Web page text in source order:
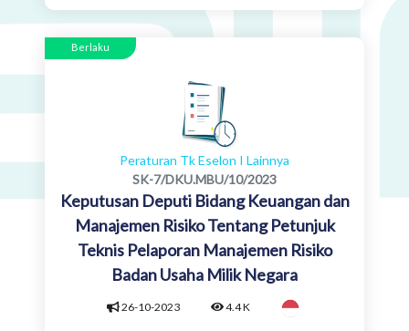
Berlaku
Peraturan Tk Eselon I Lainnya
SK-7/DKU.MBU/10/2023
Keputusan Deputi Bidang Keuangan dan
Manajemen Risiko Tentang Petunjuk
Teknis Pelaporan Manajemen Risiko
Badan Usaha Milik Negara
26-10-2023 4.4 K